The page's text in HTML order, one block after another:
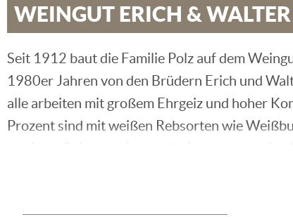
WEINGUT ERICH &
Seit 1912 baut die Familie Polz auf dem
1980er Jahren von den Brüdern Erich und
alle arbeiten mit großem Ehrgeiz und hoher
Prozent sind mit weißen Rebsorten wie
zu einem Spitzenwein verarbeitet werden,